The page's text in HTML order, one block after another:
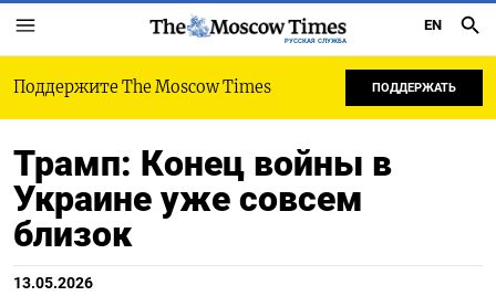
РУССКАЯ СЛУЖБА
EN
Поддержите The Moscow Times ПОДДЕРЖАТЬ
Трамп: Конец войны в
Украине уже совсем
близок
13.05.2026